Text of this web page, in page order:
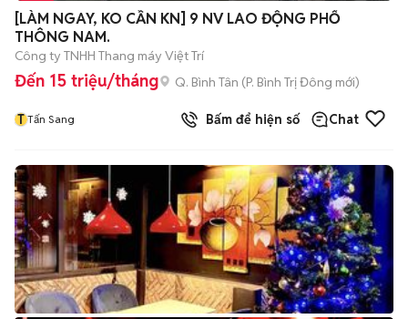
+2
[LÀM NGAY, KO CẦN KN] 9 NV LAO ĐỘNG PHỔ
THÔNG NAM.
Công ty TNHH Thang máy Việt Trí
Đến 15 triệu/tháng Q. Bình Tân (P. Bình Trị Đông mới)
T Tấn Sang Bấm để hiện số Chat